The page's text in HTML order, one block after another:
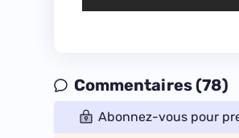
Commentaires (78)
Abonnez-vous pour